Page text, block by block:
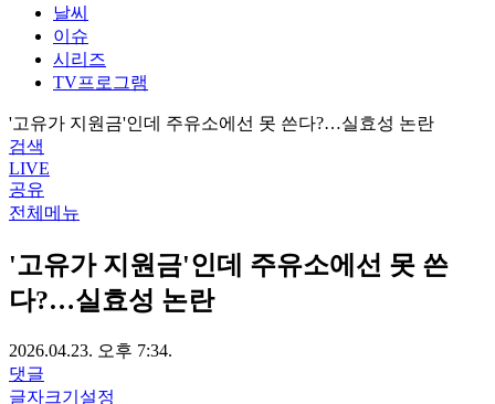
날씨
이슈
시리즈
TV프로그램
'고유가 지원금'인데 주유소에선 못 쓴다?…실효성 논란
검색
LIVE
공유
전체메뉴
'고유가 지원금'인데 주유소에선 못 쓴
다?…실효성 논란
2026.04.23. 오후 7:34.
댓글
글자크기설정